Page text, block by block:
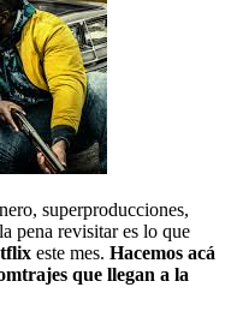
superproducciones,
pena revisitar es lo que
este mes. Hacemos acá
que llegan a la